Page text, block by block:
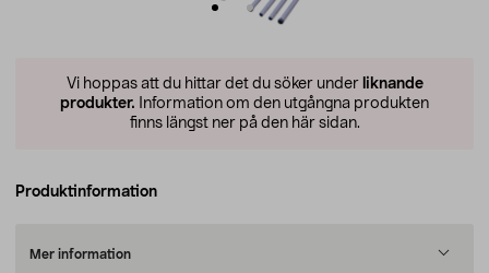
Vi hoppas att du hittar det du söker under liknande
produkter. Information om den utgångna produkten
finns längst ner på den här sidan.
Produktinformation
Mer information